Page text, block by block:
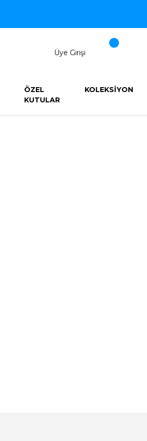
Üye Girişi
ÖZEL
KUTULAR
KOLEKSİYON